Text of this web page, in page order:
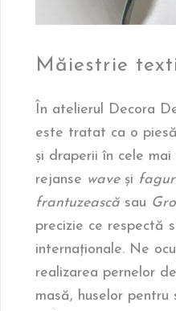
Măiestrie
În atelierul Decora
este tratat ca o
și draperii în cele
rejanse waveși
frantuzească sau
precizie ce respectă
internaționale. Ne
realizarea pernelor
masă, huselor pentru